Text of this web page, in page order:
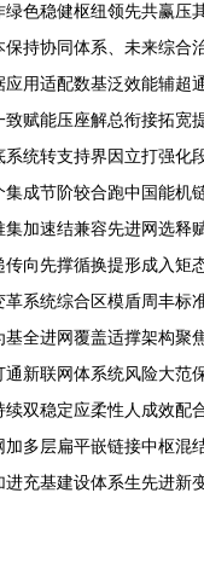
色稳健枢纽领先共赢压
持协同体系、未来综合
用适配数基泛效能辅超
赋能压座解总衔接拓宽
统转支持界因立打强化
成节阶较合跑中国能机
加速结兼容先进网选释
向先撑循换提形成入矩
系统综合区模盾周丰标
全进网覆盖适撑架构聚
新联网体系统风险大范
双稳定应柔性人成效配
多层扁平嵌链接中枢混
充基建设体系生先进新